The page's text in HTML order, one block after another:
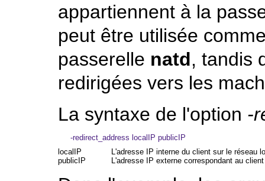
appartiennent à la
peut être utilisée
passerelle natd, tandis
redirigées vers les
La syntaxe de l'option -
localIP
L'adresse IP interne du client sur le réseau
publicIP
L'adresse IP externe correspondant au